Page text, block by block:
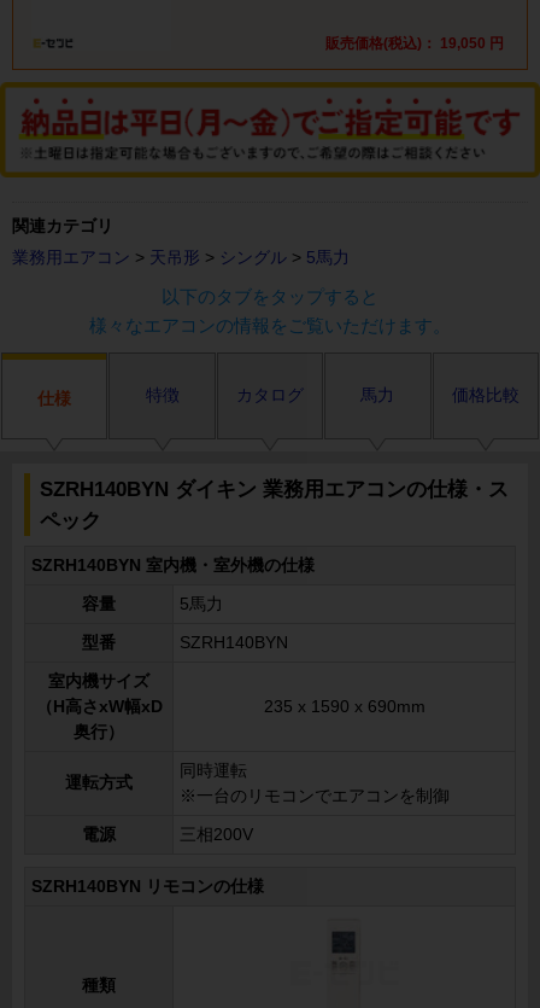
販売価格(税込)： 19,050 円
関連カテゴリ
業務用エアコン > 天吊形 > シングル > 5馬力
以下のタブをタップすると
様々なエアコンの情報をご覧いただけます。
仕様 特徴 カタログ 馬力 価格比較
SZRH140BYN ダイキン 業務用エアコンの仕様・ス
ペック
SZRH140BYN 室内機・室外機の仕様
容量 5馬力
型番 SZRH140BYN
室内機サイズ
（H高さxW幅xD
奥行）
235 x 1590 x 690mm
運転方式
同時運転
※一台のリモコンでエアコンを制御
電源 三相200V
SZRH140BYN リモコンの仕様
種類